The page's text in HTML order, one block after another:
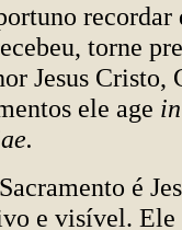
recordar
torne
Jesus Cristo,
ele age
é
e visível. Ele